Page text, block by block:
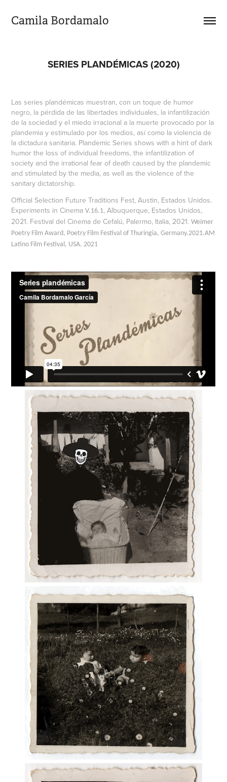
Camila Bordamalo
SERIES PLANDÉMICAS (2020)
Las series plandémicas muestran, con un toque de humor
negro, la pérdida de las libertades individuales, la infantilización
de la sociedad y el miedo irracional a la muerte provocado por la
plandemia y estimulado por los medios, así como la violencia de
la dictadura sanitaria. Plandemic Series shows with a hint of dark
humor the loss of individual freedoms, the infantilization of
society and the irrational fear of death caused by the plandemic
and stimulated by the media, as well as the violence of the
sanitary dictatorship.
Official Selection Future Traditions Fest, Austin, Estados Unidos.
Experiments in CinemaV.16.1, Albuquerque, Estados Unidos,
2021. Festival del Cinema de Cefalú, Palermo, Italia, 2021.Weimer
Poetry Film Award, Poetry Film Festival of Thuringia, Germany.2021.AM
Latino Film Festival, USA. 2021